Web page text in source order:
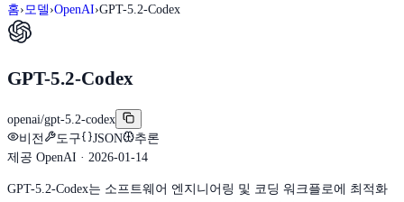
홈›모델 ›OpenAI›GPT-5.2-Codex
GPT-5.2-Codex
openai/gpt-5.2-codex
비전
도구 JSON
추론
제공 OpenAI · 2026-01-14
GPT-5.2-Codex는 소프트웨어 엔지니어링 및 코딩 워크플로에 최적화